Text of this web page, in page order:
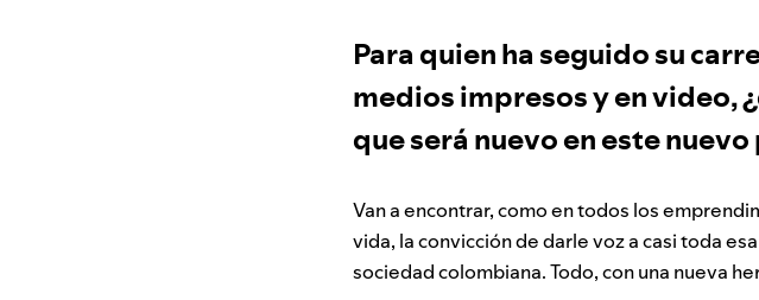
Para quien ha seguido su
medios impresos y en video,
que será nuevo en este
Van a encontrar, como en todos los
vida, la convicción de darle voz a casi toda
sociedad colombiana. Todo, con una nueva